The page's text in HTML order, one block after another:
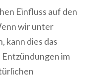
Einfluss auf den
wir unter
kann dies das
im